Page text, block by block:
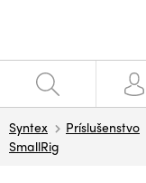
Syntex Príslušenstvo
SmallRig